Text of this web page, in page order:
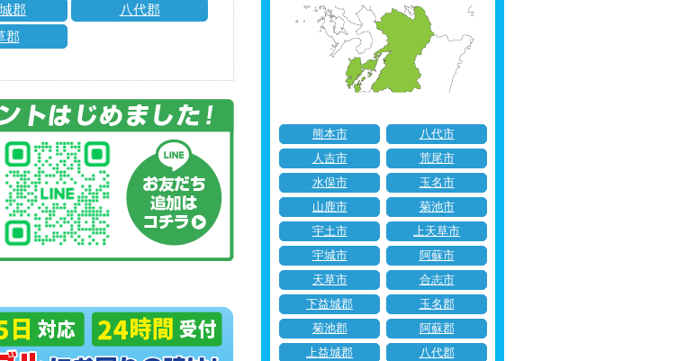
郡
八代郡
郡
熊本市
八代市
人吉市
荒尾市
水俣市
玉名市
山鹿市
菊池市
宇土市
上天草市
宇城市
阿蘇市
天草市
合志市
下益城郡
玉名郡
菊池郡
阿蘇郡
上益城郡
八代郡